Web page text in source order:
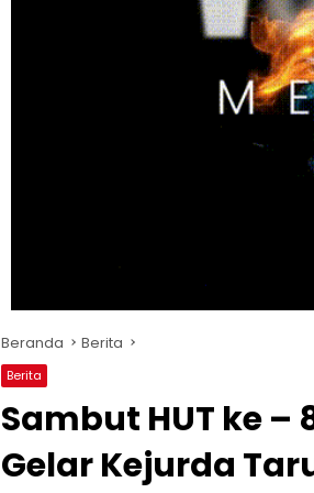
Beranda Berita
Berita
Sambut HUT ke
Gelar Kejurda